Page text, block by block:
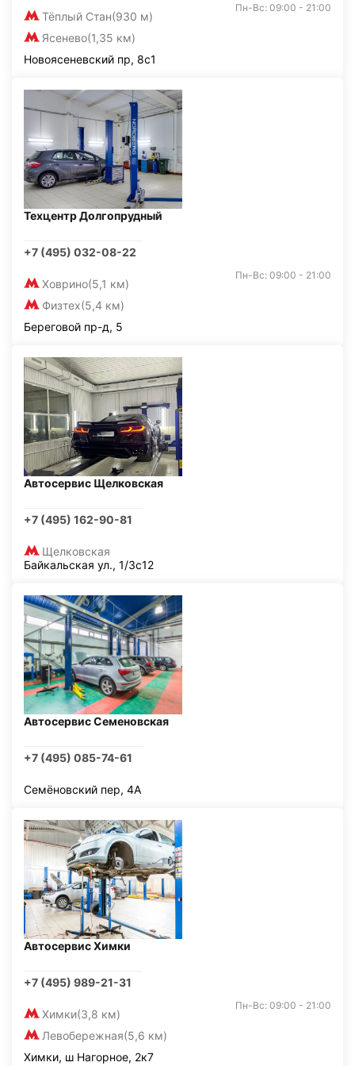
Тёплый Стан(930 м)
Ясенево(1,35 км)
Пн-Вс: 09:00 - 21:00
Новоясеневский пр, 8с1
Техцентр Долгопрудный
+7 (495) 032-08-22
Ховрино(5,1 км)
Физтех(5,4 км)
Пн-Вс: 09:00 - 21:00
Береговой пр-д, 5
Автосервис Щелковская
+7 (495) 162-90-81
Щелковская
Байкальская ул., 1/3с12
Автосервис Семеновская
+7 (495) 085-74-61
Семёновский пер, 4А
Автосервис Химки
+7 (495) 989-21-31
Химки(3,8 км)
Левобережная(5,6 км)
Пн-Вс: 09:00 - 21:00
Химки, ш Нагорное, 2к7